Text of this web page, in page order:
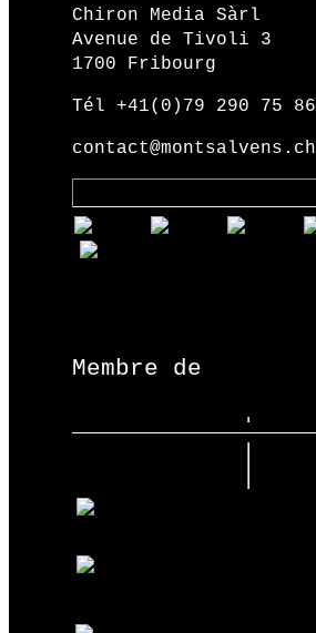
Chiron Media Sàrl
Avenue de Tivoli 3
1700 Fribourg
Tél +41(0)79 290 75 86
contact@montsalvens.ch
Membre de